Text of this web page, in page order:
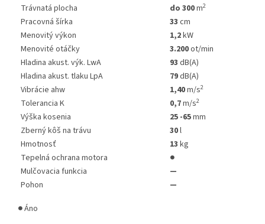
Trávnatá plocha do 300m2
Pracovná šírka 33 cm
Menovitý výkon
1,2kW
Menovité otáčky
3.200ot/min
Hladina akust. výk. LwA
93 dB(A)
Hladina akust. tlaku LpA
79dB(A)
Vibrácie ahw
1,40m/s2
Tolerancia K 0,7m/s2
Výška kosenia 25 -65mm
Zberný kôš na trávu
30l
Hmotnosť
13 kg
Tepelná ochrana motora
●
Mulčovacia funkcia
—
Pohon
—
●Áno